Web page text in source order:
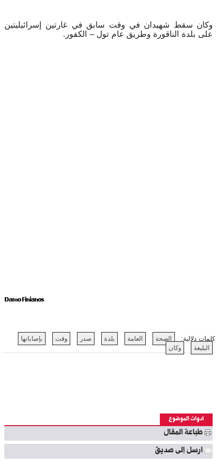
وكان سقط شهيدان في وقت سابق في غارتين إسرائيليتين
على بلدة الناقورة وطريق عام تول – الكفور.
Damo Finianos
كلمات دلالية: الصحة العامة بلدة صدر وقت
بإصاباتها
البليغة
وكان
أدوات الموضوع
طباعة المقال
ارسل إلى صديق